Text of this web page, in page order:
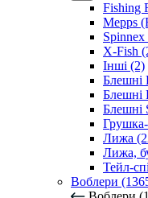
Fishing
Mepps
Spinnex
X-Fish
Інші (2)
Блешні
Блешні
Блешні
Лижа
Лижа,
Тейл-
Воблери